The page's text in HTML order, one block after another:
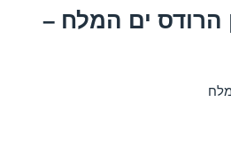
הרודס ים המלח –